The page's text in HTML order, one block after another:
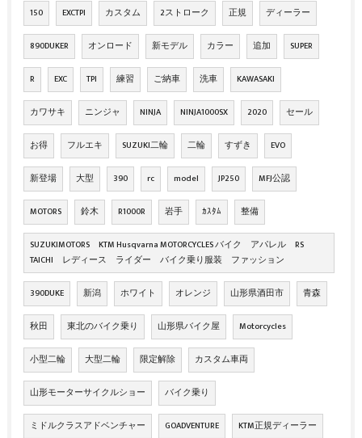
150 EXCTPI カスタム 2ストローク 正規 ディーラー
890DUKER オンロード 新モデル カラー 追加 SUPER
R EXC TPI 練習 ご納車 洗車 KAWASAKI
カワサキ ニンジャ NINJA NINJA1000SX 2020 セール
お得 フルエキ SUZUKI二輪 二輪 すずき EVO
新登場 大型 390 rc model JP250 MFJ公認
MOTORS 鈴木 R1000R 岩手 ｶｽﾀﾑ 整備
SUZUKIMOTORS KTM Husqvarna MOTORCYCLES バイク アパレル RS
TAICHI レディース ライダー バイク乗り服装 ファッション
390DUKE 新潟 ホワイト オレンジ 山形県酒田市 青森
秋田 東北のバイク乗り 山形県バイク屋 Motorcycles
小型二輪 大型二輪 限定解除 カスタム車両
山形モーターサイクルショー バイク乗り
ミドルクラスアドベンチャー GOADVENTURE KTM正規ディーラー